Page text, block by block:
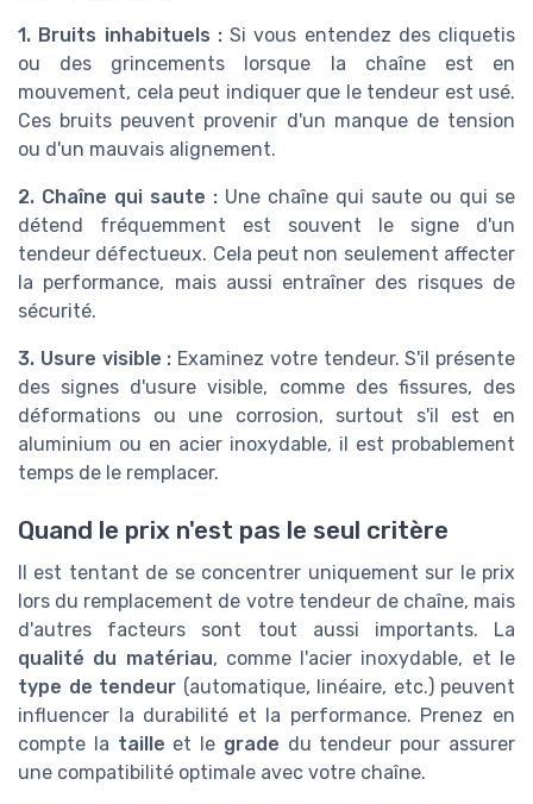
1. Bruits inhabituels :Si vous entendez des cliquetis
ou des grincements lorsque la chaîne est en
mouvement, cela peut indiquer que le tendeur est usé.
Ces bruits peuvent provenir d'un manque de tension
ou d'un mauvais alignement.
2. Chaîne qui saute : Une chaîne qui saute ou qui se
détend fréquemment est souvent le signe d'un
tendeur défectueux. Cela peut non seulement affecter
la performance, mais aussi entraîner des risques de
sécurité.
3. Usure visible : Examinez votre tendeur. S'il présente
des signes d'usure visible, comme des fissures, des
déformations ou une corrosion, surtout s'il est en
aluminium ou en acier inoxydable, il est probablement
temps de le remplacer.
Quand le prix n'est pas le seul critère
Il est tentant de se concentrer uniquement sur le prix
lors du remplacement de votre tendeur de chaîne, mais
d'autres facteurs sont tout aussi importants. La
qualité du matériau, comme l'acier inoxydable, et le
type de tendeur (automatique, linéaire, etc.) peuvent
influencer la durabilité et la performance. Prenez en
compte la taille et le grade du tendeur pour assurer
une compatibilité optimale avec votre chaîne.